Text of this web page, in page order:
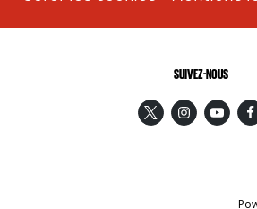
SUIVEZ-NOUS